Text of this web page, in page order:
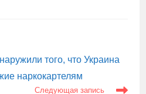
того, что Украина
наркокартелям
Следующая запись